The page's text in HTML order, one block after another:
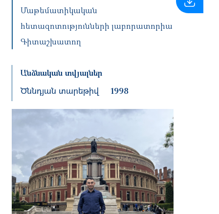
Մաթեմատիկական
հետազոտությունների լաբորատորիա
Գիտաշխատող
Անձնական տվյալներ
Ծննդյան տարեթիվ 1998